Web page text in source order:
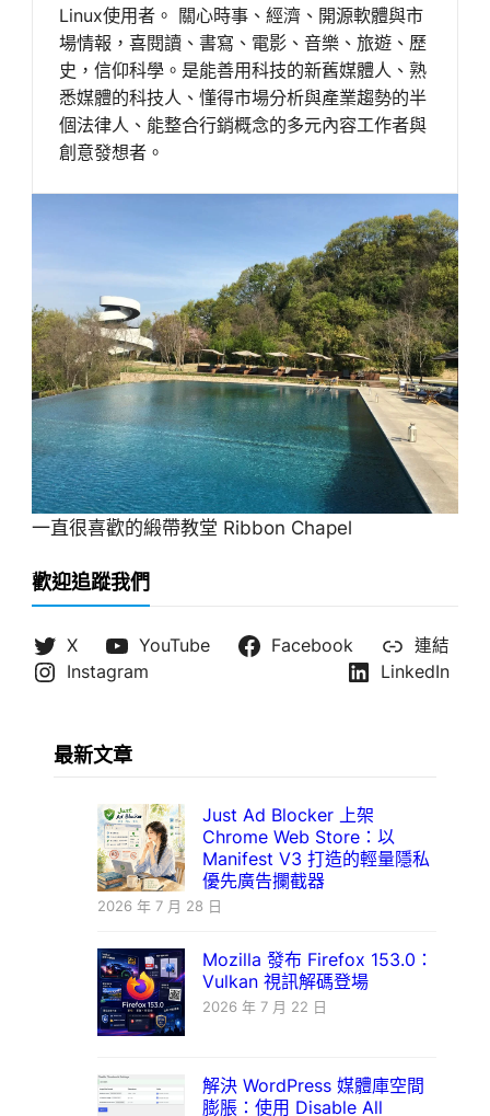
Linux使用者。 關心時事、經濟、開源軟體與市
場情報，喜閱讀、書寫、電影、音樂、旅遊、歷
史，信仰科學。是能善用科技的新舊媒體人、熟
悉媒體的科技人、懂得市場分析與產業趨勢的半
個法律人、能整合行銷概念的多元內容工作者與
創意發想者。
一直很喜歡的緞帶教堂 Ribbon Chapel
歡迎追蹤我們
X YouTube Facebook
連結
Instagram
LinkedIn
最新文章
Just Ad Blocker 上架
Chrome Web Store：以
Manifest V3 打造的輕量隱私
優先廣告攔截器
2026 年 7 月 28 日
Mozilla 發布 Firefox 153.0：
Vulkan 視訊解碼登場
2026 年 7 月 22 日
解決 WordPress 媒體庫空間
膨脹：使用 Disable All